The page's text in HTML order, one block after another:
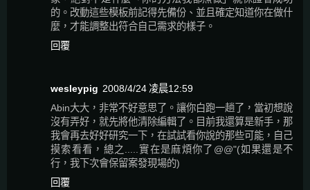
的。改動這些模板前記得先備份、並且確定知道你在做什
麼，才能調整出符合自己需求的樣子。
回覆
wesleypig 2008/4/24 凌晨12:59
Abin大大，非常不好意思了。讓你白跑一趟了，當初想說
沒有弄好，就先將他清除編輯了。目前我還算是新手，那
我會再去好好研究一下，在試試看你說的那些可能，自己
摸索看看，總之.....實在是麻煩你了@@"(如果還是不
行，我下次會保留案發現場的)
回覆